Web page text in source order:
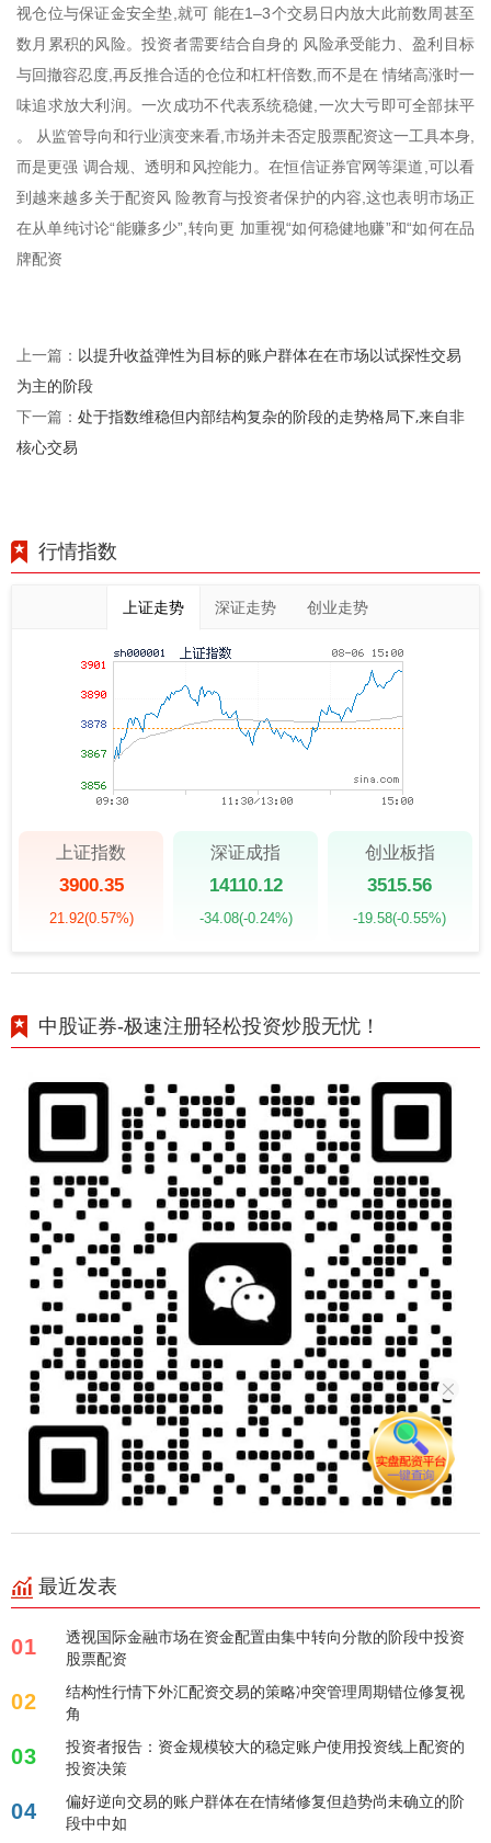
视仓位与保证金安全垫,就可 能在1–3个交易日内放大此前数周甚至
数月累积的风险。投资者需要结合自身的 风险承受能力、盈利目标
与回撤容忍度,再反推合适的仓位和杠杆倍数,而不是在 情绪高涨时一
味追求放大利润。一次成功不代表系统稳健,一次大亏即可全部抹平
。 从监管导向和行业演变来看,市场并未否定股票配资这一工具本身,
而是更强 调合规、透明和风控能力。在恒信证券官网等渠道,可以看
到越来越多关于配资风 险教育与投资者保护的内容,这也表明市场正
在从单纯讨论“能赚多少”,转向更 加重视“如何稳健地赚”和“如何在品
牌配资
上一篇： 以提升收益弹性为目标的账户群体在在市场以试探性交易
为主的阶段
下一篇： 处于指数维稳但内部结构复杂的阶段的走势格局下,来自非
核心交易
行情指数
上证走势 深证走势 创业走势
上证指数
3900.35
21.92(0.57%)
深证成指
14110.12
-34.08(-0.24%)
创业板指
3515.56
-19.58(-0.55%)
中股证券-极速注册轻松投资炒股无忧！
最近发表
01
透视国际金融市场在资金配置由集中转向分散的阶段中投资
股票配资
02
结构性行情下外汇配资交易的策略冲突管理周期错位修复视
角
03
投资者报告：资金规模较大的稳定账户使用投资线上配资的
投资决策
04
偏好逆向交易的账户群体在在情绪修复但趋势尚未确立的阶
段中中如